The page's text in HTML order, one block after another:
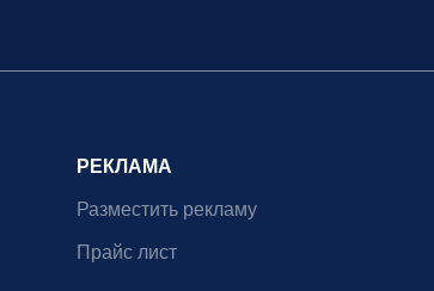
РЕКЛАМА
Разместить рекламу
Прайс лист